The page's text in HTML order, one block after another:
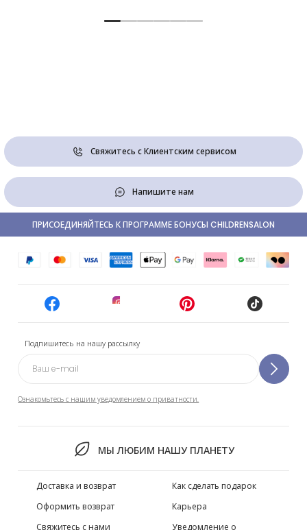
Свяжитесь с Клиентским сервисом
Напишите нам
Подпишитесь на нашу рассылку
Ознакомьтесь с нашим уведомлением о приватности.
МЫ ЛЮБИМ НАШУ ПЛАНЕТУ
ПРИСОЕДИНЯЙТЕСЬ К ПРОГРАММЕ БОНУСЫ CHILDRENSALON
Доставка и возврат
Оформить возврат
Свяжитесь с нами
Как сделать подарок
Карьера
Уведомление о